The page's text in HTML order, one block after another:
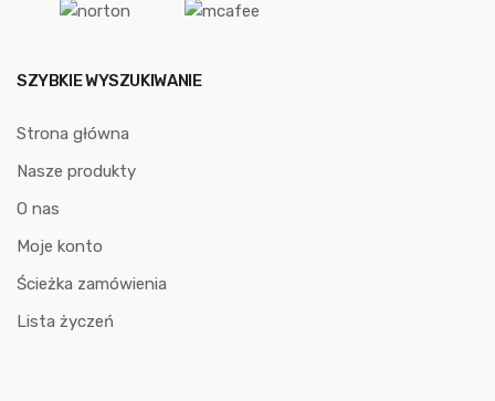
SZYBKIE WYSZUKIWANIE
Strona główna
Nasze produkty
O nas
Moje konto
Ścieżka zamówienia
Lista życzeń